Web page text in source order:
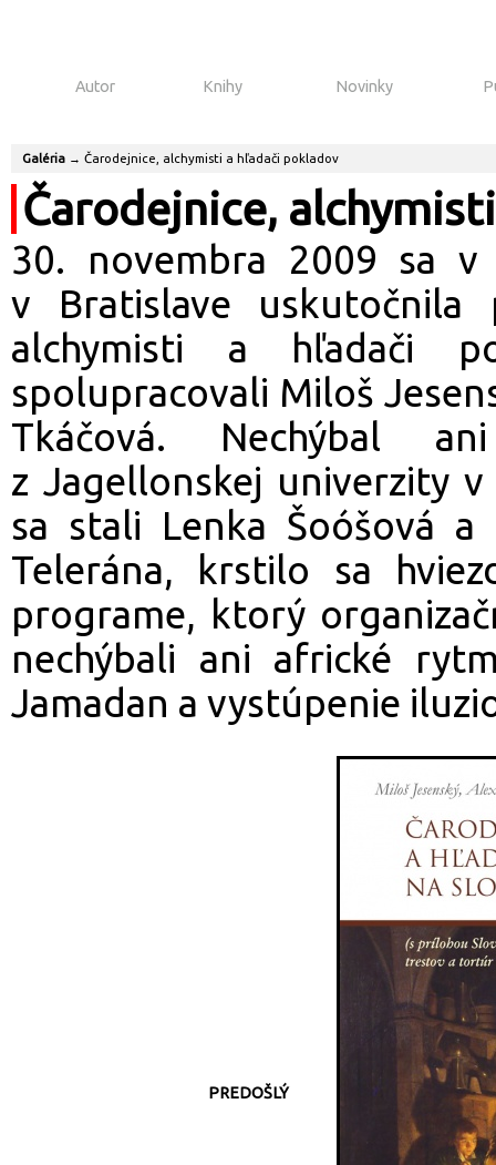
Autor Knihy Novinky
Galéria → Čarodejnice, alchymisti a hľadači pokladov
Čarodejnice,
30. novembra 2009 sa
v Bratislave uskutočnila
alchymisti a hľadači
spolupracovali Miloš
Tkáčová. Nechýbal
z Jagellonskej univerzity
sa stali Lenka Šoóšová a
Telerána, krstilo sa
programe, ktorý
nechýbali ani africké
Jamadan a vystúpenie
PREDOŠLÝ